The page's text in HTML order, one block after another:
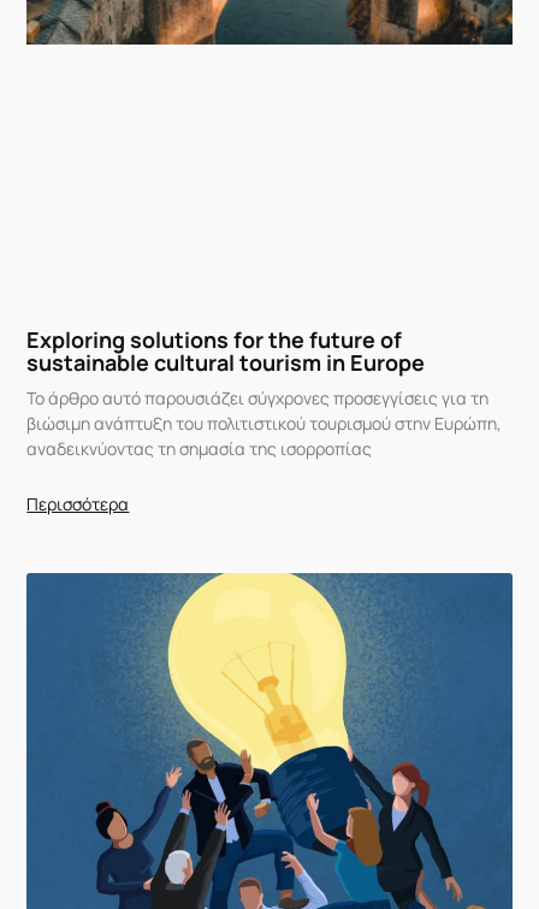
Exploring solutions for the future of
sustainable cultural tourism in Europe
Το άρθρο αυτό παρουσιάζει σύγχρονες προσεγγίσεις για τη
βιώσιμη ανάπτυξη του πολιτιστικού τουρισμού στην Ευρώπη,
αναδεικνύοντας τη σημασία της ισορροπίας
Περισσότερα